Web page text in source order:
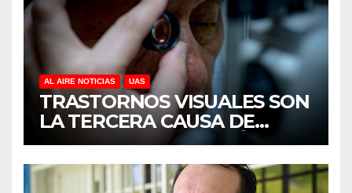
AL AIRE NOTICIAS UAS
TRASTORNOS VISUALES SON
LA TERCERA CAUSA DE
DISCAPACIDAD EN MÉXICO,
REVELA ESTUDIO DEL
CIDOCS DE LA UAS